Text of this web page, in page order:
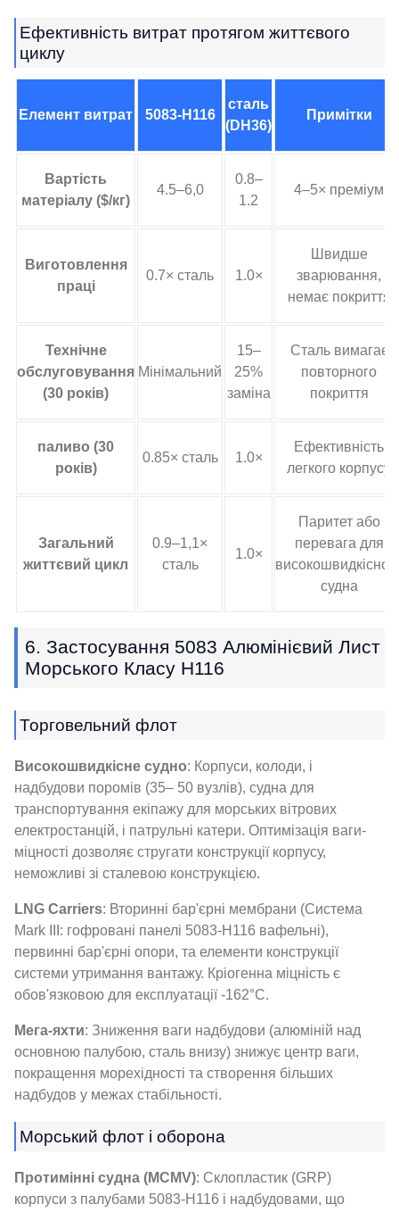
Ефективність витрат протягом життєвого
циклу
Елемент витрат 5083-H116
сталь
(DH36)
Примітки
Вартість
матеріалу ($/кг)
4.5–6,0
0.8–
1.2
4–5× преміум
Виготовлення
праці
0.7× сталь 1.0×
Швидше
зварювання,
немає покриття
Технічне
обслуговування
(30 років)
Мінімальний
15–
25%
заміна
Сталь вимагає
повторного
покриття
паливо (30
років)
0.85× сталь 1.0×
Ефективність
легкого корпусу
Загальний
життєвий цикл
0.9–1,1×
сталь
1.0×
Паритет або
перевага для
судна
6. Застосування 5083 Алюмінієвий Лист
Морського Класу H116
Торговельний флот
Високошвидкісне судно: Корпуси, колоди, і
надбудови поромів (35– 50 вузлів), судна для
транспортування екіпажу для морських вітрових
електростанцій, і патрульні катери. Оптимізація ваги-
міцності дозволяє стругати конструкції корпусу,
неможливі зі сталевою конструкцією.
LNG Carriers: Вторинні бар'єрні мембрани (Система
Mark III: гофровані панелі 5083-H116 вафельні),
первинні бар'єрні опори, та елементи конструкції
системи утримання вантажу. Кріогенна міцність є
обов'язковою для експлуатації -162°C.
Мега-яхти: Зниження ваги надбудови (алюміній над
основною палубою, сталь внизу) знижує центр ваги,
покращення морехідності та створення більших
надбудов у межах стабільності.
Морський флот і оборона
Протимінні судна (MCMV): Склопластик (GRP)
корпуси з палубами 5083-H116 і надбудовами, що